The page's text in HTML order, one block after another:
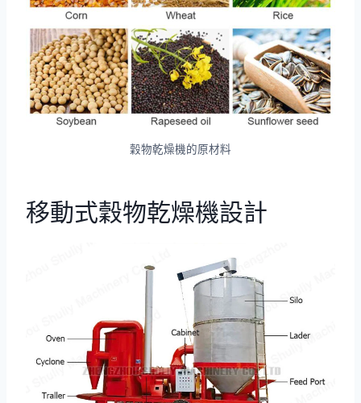
穀物乾燥機的原材料
移動式穀物乾燥機設計